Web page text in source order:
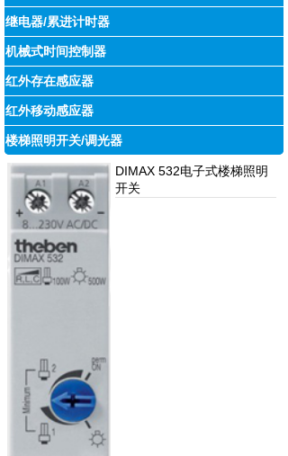
继电器/累进计时器
机械式时间控制器
红外存在感应器
红外移动感应器
楼梯照明开关/调光器
DIMAX 532电子式楼梯照明
开关